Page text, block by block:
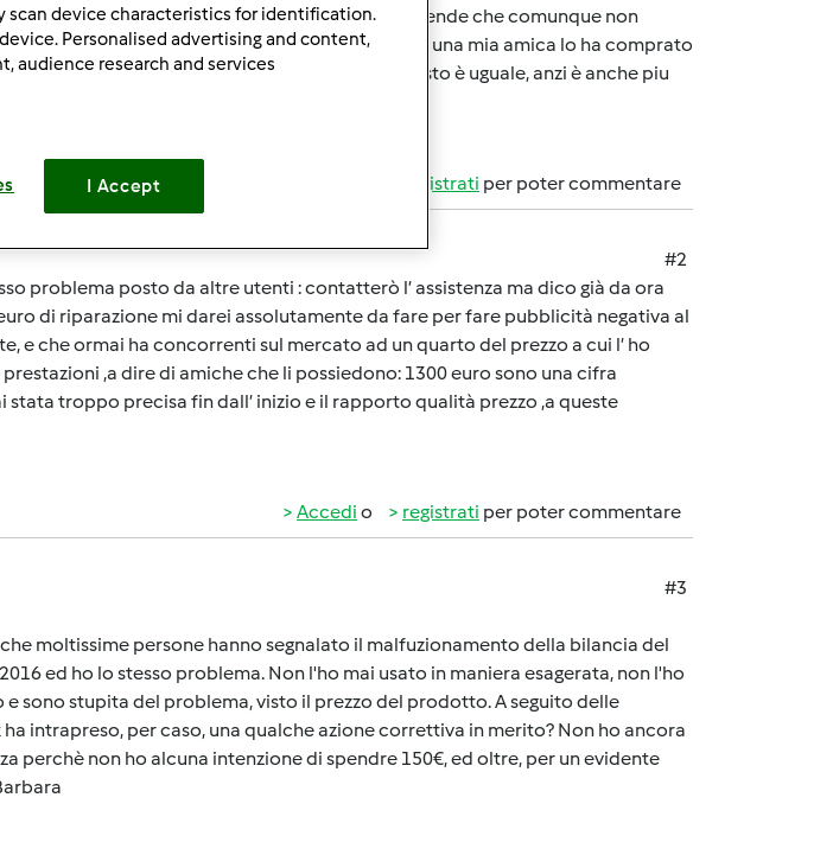
il top ma adesso sinceramente ci sono tante aziende che comunque non
però in compenso vendono a meno della metà, una mia amica lo ha comprato
del bimby che è sicuramente piu carino il resto è uguale, anzi è anche piu
registrati per poter commentare
#2
problema posto da altre utenti : contatterò l’ assistenza ma dico già da ora
di riparazione mi darei assolutamente da fare per fare pubblicità negativa al
e che ormai ha concorrenti sul mercato ad un quarto del prezzo a cui l’ ho
,a dire di amiche che li possiedono: 1300 euro sono una cifra
stata troppo precisa fin dall’ inizio e il rapporto qualità prezzo ,a queste
Accedi o registrati per poter commentare
#3
moltissime persone hanno segnalato il malfuzionamento della bilancia del
ed ho lo stesso problema. Non l'ho mai usato in maniera esagerata, non l'ho
sono stupita del problema, visto il prezzo del prodotto. A seguito delle
intrapreso, per caso, una qualche azione correttiva in merito? Non ho ancora
perchè non ho alcuna intenzione di spendre 150€, ed oltre, per un evidente
scan device characteristics for identification.
Personalised advertising and content,
audience research and services
I Accept